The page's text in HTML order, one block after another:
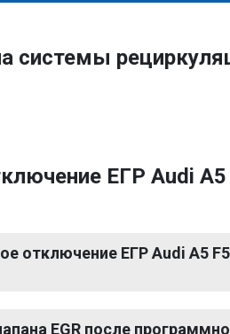
системы
ЕГР Audi
отключение ЕГР Audi A5 F5
EGR после